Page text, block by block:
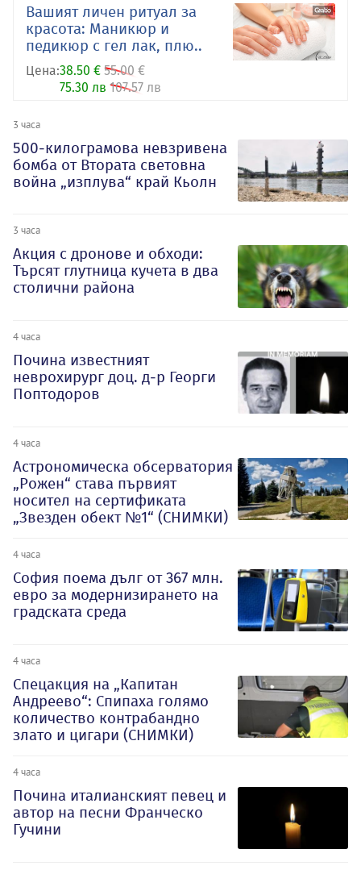
Вашият личен ритуал за
красота: Маникюр и
педикюр с гел лак, плю..
Цена:38.50 € 55.00 €
75.30 лв 107.57 лв
3 часа
500-килограмова невзривена
бомба от Втората световна
война „изплува“ край Кьолн
3 часа
Акция с дронове и обходи:
Търсят глутница кучета в два
столични района
4 часа
Почина известният
неврохирург доц. д-р Георги
Поптодоров
4 часа
Астрономическа обсерватория
„Рожен“ става първият
носител на сертификата
„Звезден обект №1“ (СНИМКИ)
4 часа
София поема дълг от 367 млн.
евро за модернизирането на
градската среда
4 часа
Спецакция на „Капитан
Андреево“: Спипаха голямо
количество контрабандно
злато и цигари (СНИМКИ)
4 часа
Почина италианският певец и
автор на песни Франческо
Гучини